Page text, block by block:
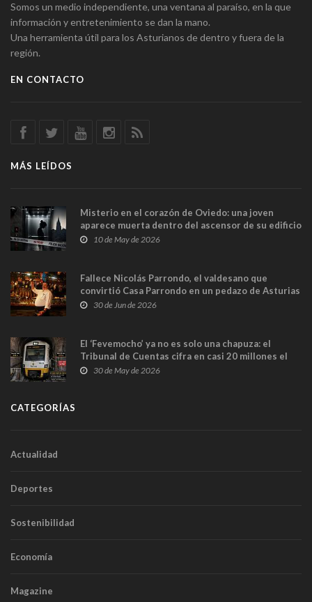
Somos un medio independiente, una ventana al paraíso, en la que
información y entretenimiento se dan la mano.
Una herramienta útil para los Asturianos de dentro y fuera de la
región.
EN CONTACTO
MÁS LEÍDOS
Misterio en el corazón de Oviedo: una joven
aparece muerta dentro del ascensor de su edificio
y las cámaras captan sus últimos minutos
10 de May de 2026
Fallece Nicolás Parrondo, el valdesano que
convirtió Casa Parrondo en un pedazo de Asturias
en Madrid
30 de Jun de 2026
El ‘Fevemocho’ ya no es solo una chapuza: el
Tribunal de Cuentas cifra en casi 20 millones el
sobrecoste de los trenes que no cabían por los
30 de May de 2026
CATEGORÍAS
Actualidad
Deportes
Sostenibilidad
Economía
Magazine